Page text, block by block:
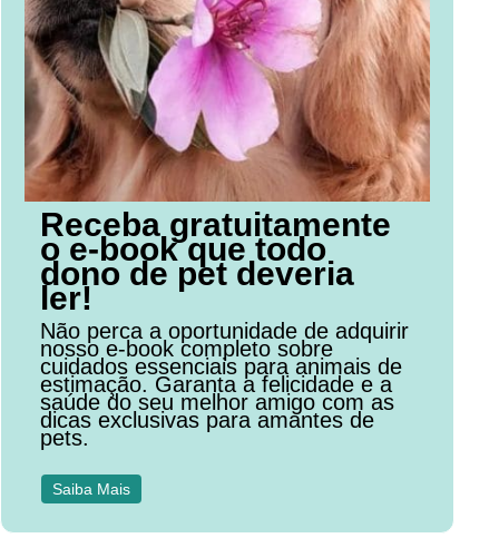
Receba gratuitamente
o e-book que todo
dono de pet deveria
ler!
Não perca a oportunidade de adquirir
nosso e-book completo sobre
cuidados essenciais para animais de
estimação. Garanta a felicidade e a
saúde do seu melhor amigo com as
dicas exclusivas para amantes de
pets.
Saiba Mais